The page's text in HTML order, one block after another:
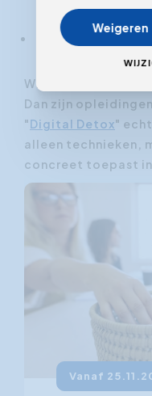
vermijden
Hoe je grenzen
Wil je je
Dan zijn
"Digital Detox"
alleen technieken,
concreet toepast in
Vanaf
Weigeren